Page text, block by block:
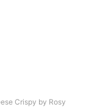
Crispy by Rosy